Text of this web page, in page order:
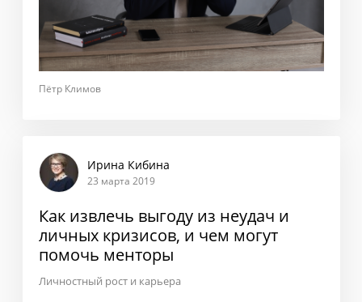
Пётр Климов
Ирина Кибина
23 марта 2019
Как извлечь выгоду из неудач и
личных кризисов, и чем могут
помочь менторы
Личностный рост и карьера